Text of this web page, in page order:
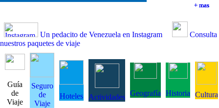
+ mas
+ mas
+ mas
+ mas
Un pedacito de Venezuela en Instagram
Consulta
nuestros paquetes de viaje
Guía
de
Viaje
Seguro
de
Viaje
Hoteles Actividades Geografía Historia Cultura